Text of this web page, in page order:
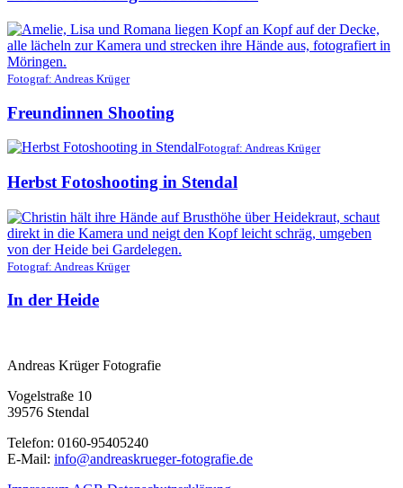
Fotograf: Andreas Krüger
Freundinnen Shooting
Fotograf: Andreas Krüger
Herbst Fotoshooting in Stendal
Fotograf: Andreas Krüger
In der Heide
Andreas Krüger Fotografie
Vogelstraße 10
39576 Stendal
Telefon: 0160-95405240
E-Mail: info@andreaskrueger-fotografie.de